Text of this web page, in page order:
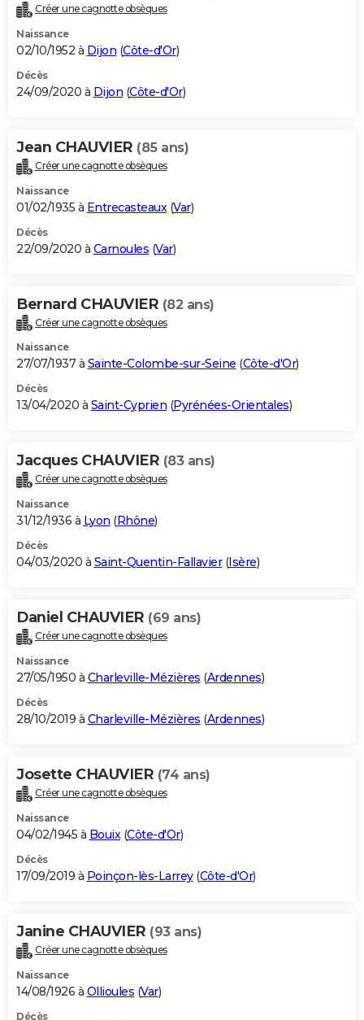
Créer une cagnotte obsèques
Naissance
02/10/1952 à Dijon (Côte-d'Or)
Décès
24/09/2020 à Dijon (Côte-d'Or)
Jean CHAUVIER (85 ans)
Créer une cagnotte obsèques
Naissance
01/02/1935 à Entrecasteaux (Var)
Décès
22/09/2020 à Carnoules (Var)
Bernard CHAUVIER (82 ans)
Créer une cagnotte obsèques
Naissance
27/07/1937 à Sainte-Colombe-sur-Seine (Côte-d'Or)
Décès
13/04/2020 à Saint-Cyprien (Pyrénées-Orientales)
Jacques CHAUVIER (83 ans)
Créer une cagnotte obsèques
Naissance
31/12/1936 à Lyon (Rhône)
Décès
04/03/2020 à Saint-Quentin-Fallavier(Isère)
Daniel CHAUVIER (69 ans)
Créer une cagnotte obsèques
Naissance
27/05/1950 à Charleville-Mézières (Ardennes)
Décès
28/10/2019 à Charleville-Mézières (Ardennes)
Josette CHAUVIER (74 ans)
Créer une cagnotte obsèques
Naissance
04/02/1945 à Bouix(Côte-d'Or)
Décès
17/09/2019 à Poinçon-lès-Larrey(Côte-d'Or)
Janine CHAUVIER (93 ans)
Créer une cagnotte obsèques
Naissance
14/08/1926 à Ollioules (Var)
Décès